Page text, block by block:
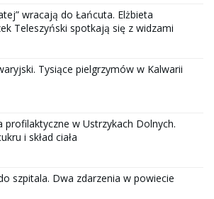
wracają do Łańcuta. Elżbieta
Teleszyński spotkają się z widzami
Tysiące pielgrzymów w Kalwarii
profilaktyczne w Ustrzykach Dolnych.
i skład ciała
szpitala. Dwa zdarzenia w powiecie